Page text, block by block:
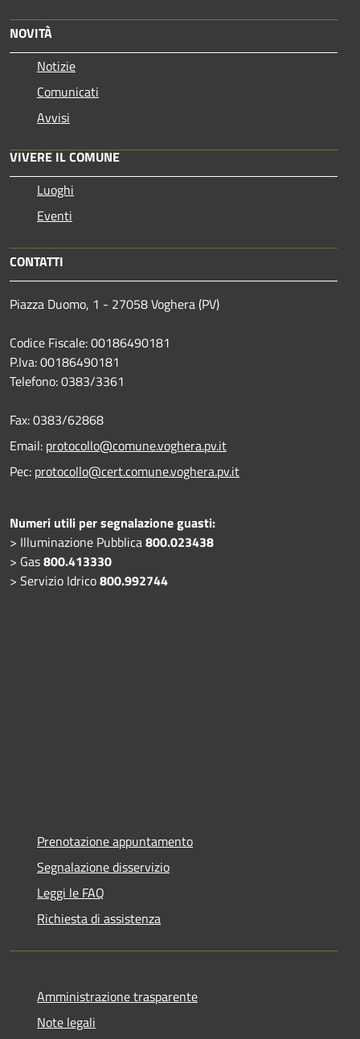
NOVITÀ
Notizie
Comunicati
Avvisi
VIVERE IL COMUNE
Luoghi
Eventi
CONTATTI
Piazza Duomo, 1 - 27058 Voghera (PV)
Codice Fiscale: 00186490181
P.Iva: 00186490181
Telefono:0383/3361
Fax:0383/62868
Email: protocollo@comune.voghera.pv.it
Pec: protocollo@cert.comune.voghera.pv.it
Numeri utili per segnalazione guasti:
> Illuminazione Pubblica800.023438
> Gas800.413330
> Servizio Idrico800.992744
Prenotazione appuntamento
Segnalazione disservizio
Leggi le FAQ
Richiesta di assistenza
Amministrazione trasparente
Note legali